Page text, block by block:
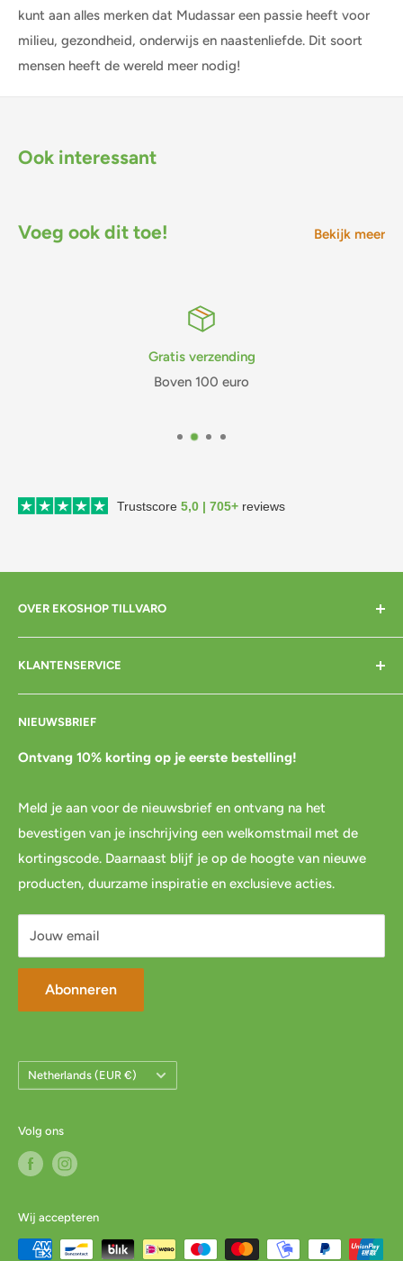
kunt aan alles merken dat Mudassar een passie heeft voor
milieu, gezondheid, onderwijs en naastenliefde. Dit soort
mensen heeft de wereld meer nodig!
Ook interessant
Voeg ook dit toe! Bekijk meer
Gratis verzending
Boven 100 euro
Trustscore 5,0 | 705+ reviews
OVER EKOSHOP TILLVARO
Over mij
Contact
Cadeaubon
Pre-order
Blog
Links
Privacybeleid
Servicevoorwaarden
KLANTENSERVICE
Betalen
Bestellen
Spaar & verdien
Cadeau inpakservice
FAQ
Mijn account
NIEUWSBRIEF
Ontvang 10% korting op je eerste bestelling!
Meld je aan voor de nieuwsbrief en ontvang na het
bevestigen van je inschrijving een welkomstmail met de
kortingscode. Daarnaast blijf je op de hoogte van nieuwe
producten, duurzame inspiratie en exclusieve acties.
Jouw email
Abonneren
Land/Regio
Netherlands (EUR €)
Volg ons
Wij accepteren